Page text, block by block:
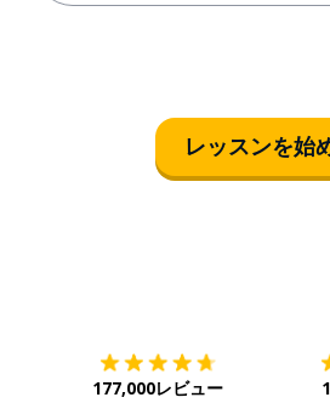
レッスンを始
177,000レビュー